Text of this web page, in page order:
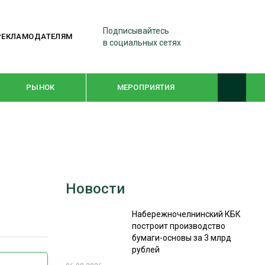
Подписывайтесь
в социальных сетях
РЫНОК МЕРОПРИЯТИЯ
WOODEX-2021
СУШКА ДРЕВЕСИНЫ
Новости
Набережночелнинский КБК
построит производство
бумаги-основы за 3 млрд
рублей